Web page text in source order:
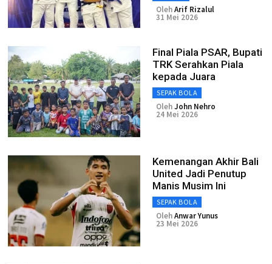
OlehArif Rizalul
31 Mei 2026
Final Piala PSAR, Bupati
TRK Serahkan Piala
kepada Juara
SEPAK BOLA
OlehJohn Nehro
24 Mei 2026
Kemenangan Akhir Bali
United Jadi Penutup
Manis Musim Ini
SEPAK BOLA
OlehAnwar Yunus
23 Mei 2026